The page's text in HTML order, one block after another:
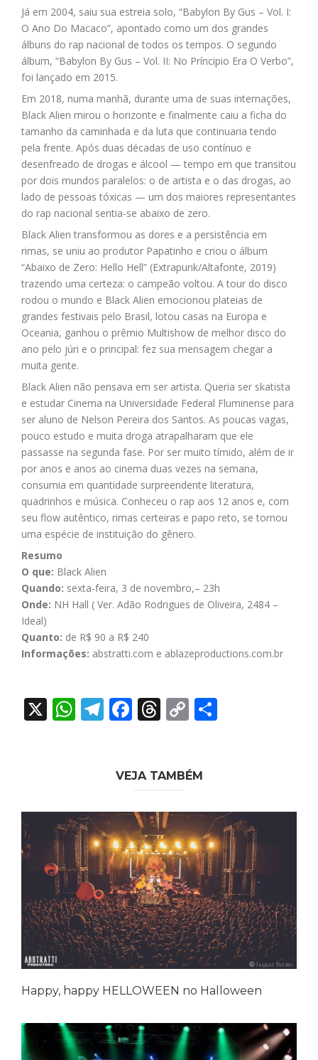
Já em 2004, saiu sua estreia solo, “Babylon By Gus – Vol. I:
O Ano Do Macaco”, apontado como um dos grandes
álbuns do rap nacional de todos os tempos. O segundo
álbum, “Babylon By Gus – Vol. II: No Príncipio Era O Verbo”,
foi lançado em 2015.
Em 2018, numa manhã, durante uma de suas internações,
Black Alien mirou o horizonte e finalmente caiu a ficha do
tamanho da caminhada e da luta que continuaria tendo
pela frente. Após duas décadas de uso contínuo e
desenfreado de drogas e álcool — tempo em que transitou
por dois mundos paralelos: o de artista e o das drogas, ao
lado de pessoas tóxicas — um dos maiores representantes
do rap nacional sentia-se abaixo de zero.
Black Alien transformou as dores e a persistência em
rimas, se uniu ao produtor Papatinho e criou o álbum
“Abaixo de Zero: Hello Hell” (Extrapunk/Altafonte, 2019)
trazendo uma certeza: o campeão voltou. A tour do disco
rodou o mundo e Black Alien emocionou plateias de
grandes festivais pelo Brasil, lotou casas na Europa e
Oceania, ganhou o prêmio Multishow de melhor disco do
ano pelo júri e o principal: fez sua mensagem chegar a
muita gente.
Black Alien não pensava em ser artista. Queria ser skatista
e estudar Cinema na Universidade Federal Fluminense para
ser aluno de Nelson Pereira dos Santos. As poucas vagas,
pouco estudo e muita droga atrapalharam que ele
passasse na segunda fase. Por ser muito tímido, além de ir
por anos e anos ao cinema duas vezes na semana,
consumia em quantidade surpreendente literatura,
quadrinhos e música. Conheceu o rap aos 12 anos e, com
seu flow autêntico, rimas certeiras e papo reto, se tornou
uma espécie de instituição do gênero.
Resumo
O que: Black Alien
Quando: sexta-feira, 3 de novembro,– 23h
Onde: NH Hall ( Ver. Adão Rodrigues de Oliveira, 2484 –
Ideal)
Quanto: de R$ 90 a R$ 240
Informações: abstratti.com e ablazeproductions.com.br
X WhatsApp
Telegram
Facebook
Threads
Copy
VEJA TAMBÉM
Happy, happy HELLOWEEN no Halloween